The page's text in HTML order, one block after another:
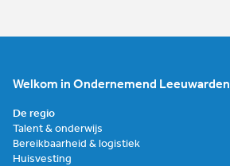
Welkom in Ondernemend Leeuwarden
De regio
Talent & onderwijs
Bereikbaarheid & logistiek
Huisvesting